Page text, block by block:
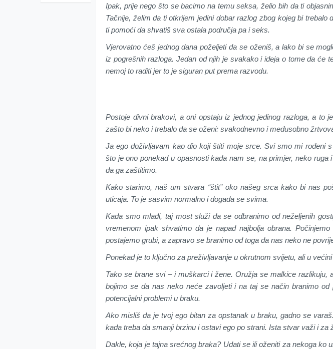
Ipak, prije nego što se bacimo na temu seksa, želio bih da ti
Tačnije, želim da ti otkrijem jedini dobar razlog zbog kojeg bi trebalo
ti pomoći da shvatiš sva ostala područja pa i seks.
Vjerovatno ćeš jednog dana poželjeti da se oženiš, a lako bi se
iz pogrešnih razloga. Jedan od njih je svakako i ideja o tome da će
nemoj to raditi jer to je siguran put prema razvodu.
Postoje divni brakovi, a oni opstaju iz jednog jedinog razloga, a to
zašto bi neko i trebalo da se oženi: svakodnevno i međusobno
Ja ego doživljavam kao dio koji štiti moje srce. Svi smo mi rođeni
što je ono ponekad u opasnosti kada nam se, na primjer, neko ruga
da ga zaštitimo.
Kako starimo, naš um stvara “štit” oko našeg srca kako bi nas
uticaja. To je sasvim normalno i događa se svima.
Kada smo mlađi, taj most služi da se odbranimo od neželjenih
vremenom ipak shvatimo da je napad najbolja obrana.
postajemo grubi, a zapravo se branimo od toga da nas neko ne
Ponekad je to ključno za preživljavanje u okrutnom svijetu, ali u
Tako se brane svi – i muškarci i žene. Oružja se malkice razlikuju,
bojimo se da nas neko neće zavoljeti i na taj se način branimo od
potencijalni problemi u braku.
Ako misliš da je tvoj ego bitan za opstanak u braku, gadno se
kada treba da smanji brzinu i ostavi ego po strani. Ista stvar važi i za
Dakle, koja je tajna srećnog braka? Udati se ili oženiti za nekoga ko